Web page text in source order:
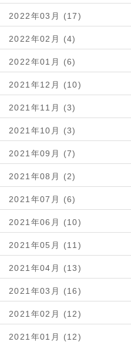
2022年03月 (17)
2022年02月 (4)
2022年01月 (6)
2021年12月 (10)
2021年11月 (3)
2021年10月 (3)
2021年09月 (7)
2021年08月 (2)
2021年07月 (6)
2021年06月 (10)
2021年05月 (11)
2021年04月 (13)
2021年03月 (16)
2021年02月 (12)
2021年01月 (12)